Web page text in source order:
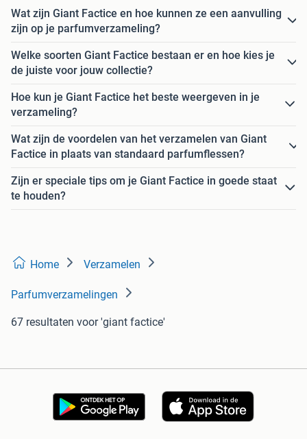
Wat zijn Giant Factice en hoe kunnen ze een aanvulling
zijn op je parfumverzameling?
Welke soorten Giant Factice bestaan er en hoe kies je
de juiste voor jouw collectie?
Hoe kun je Giant Factice het beste weergeven in je
verzameling?
Wat zijn de voordelen van het verzamelen van Giant
Factice in plaats van standaard parfumflessen?
Zijn er speciale tips om je Giant Factice in goede staat
te houden?
Home Verzamelen
Parfumverzamelingen
67 resultaten voor 'giant factice'